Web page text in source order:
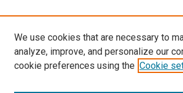
We use cookies that are necessary to
analyze, improve, and personalize our
cookie preferences using the Cookie